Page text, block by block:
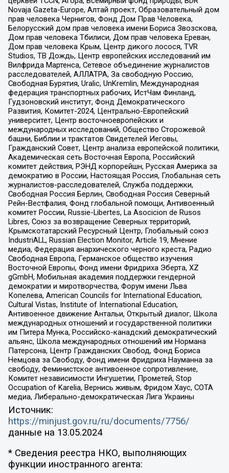
Novaja Gazeta-Europe, Алтай проект, Образовательный дом
прав человека Чернигов, Фонд Дом Прав Человека,
Белорусский дом прав человека имени Бориса Звозскова,
Дом прав человека Тбилиси, Дом прав человека Ереван,
Дом прав человека Крым, Центр дикого лосося, TVR
Studios, ТВ Дождь, Центр европейских исследований им
Вилфрида Мартенса, Сетевое объединение журналистов
расследователей, АЛЛАТРА, За свободную Россию,
Свободная Бурятия, Uralic, UnKremlin, Международная
федерация транспортных рабочих, ИстЧам Финланд,
Гудзоновский институт, Фонд Демократического
Развития, Комитет-2024, Центрально-Европейский
университет, Центр восточноевропейских и
международных исследований, Общество Сторожевой
башни, Библии и трактатов Свидетелей Иеговы,
Гражданский Совет, Центр анализа европейской политики,
Академическая сеть Восточная Европа, Российский
комитет действия, РЭНД корпорейшн, Русская Америка за
демократию в России, Настоящая Россия, Глобальная сеть
журналистов-расследователей, Служба поддержки,
Свободная Россия Берлин, Свободная Россия Северный
Рейн-Вестфалия, Фонд глобальной помощи, Антивоенный
комитет России, Russie-Libertes, La Asocicion de Rusos
Libres, Союз за возвращение Северных территорий,
Крымскотатарский Ресурсный Центр, Глобальный союз
IndustriALL, Russian Election Monitor, Article 19, Мнение
медиа, Федерация анархического черного креста, Радио
Свободная Европа, Германское общество изучения
Восточной Европы, Фонд имени Фридриха Эберта, XZ
gGmbH, Мобильная академия поддержки гендерной
демократии и миротворчества, Форум имени Льва
Копелева, American Councils for International Education,
Cultural Vistas, Institute of International Education,
Антивоенное движение Антальи, Открытый диалог, Школа
международных отношений и государственной политики
им Питера Мунка, Российско-канадский демократический
альянс, Школа международных отношений им Нормана
Патерсона, Центр Гражданских Свобод, Фонд Бориса
Немцова за Свободу, Фонд имени Фридриха Науманна за
свободу, Феминистское антивоенное сопротивление,
Комитет независимости Ингушетии, Прометей, Stop
Occupation of Karelia, Вернись живым, Фридом Хаус, СОТА
медиа, Либерально-демократическая Лига Украины
Источник:
https://minjust.gov.ru/ru/documents/7756/
данные на 13.05.2024
* Сведения реестра НКО, выполняющих
функции иностранного агента: